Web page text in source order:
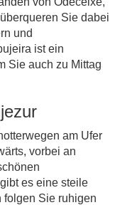
Sie dabei
und
ist ein
Sie auch zu Mittag
am Ufer
vorbei an
es eine steile
folgen Sie ruhigen